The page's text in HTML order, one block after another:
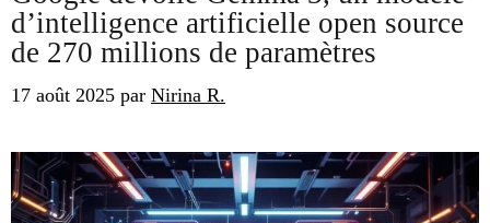
d’intelligence artificielle open source
de 270 millions de paramètres
17 août 2025 par Nirina R.